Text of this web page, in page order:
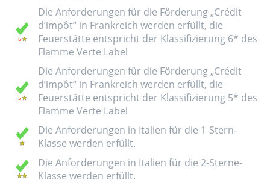
Die Anforderungen für die Förderung „Crédit
d’impôt“ in Frankreich werden erfüllt, die
Feuerstätte entspricht der Klassifizierung 6* des
Flamme Verte Label
Die Anforderungen für die Förderung „Crédit
d’impôt“ in Frankreich werden erfüllt, die
Feuerstätte entspricht der Klassifizierung 5* des
Flamme Verte Label
Die Anforderungen in Italien für die 1-Stern-
Klasse werden erfüllt.
Die Anforderungen in Italien für die 2-Sterne-
Klasse werden erfüllt.